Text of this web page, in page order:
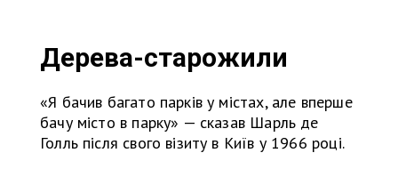
Дерева-старожили
«Я бачив багато парків у містах, але вперше
бачу місто в парку» — сказав Шарль де
Голль після свого візиту в Київ у 1966 році.